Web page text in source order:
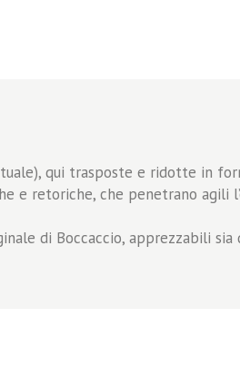
qui trasposte e ridotte in
e retoriche, che penetrano agili
di Boccaccio, apprezzabili sia